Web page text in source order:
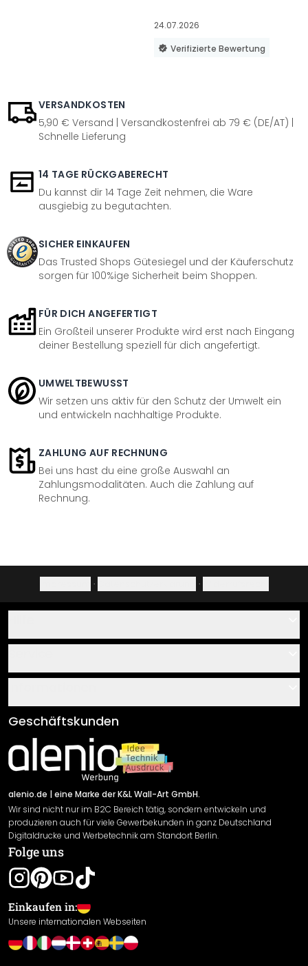
24.07.2026
Verifizierte Bewertung
VERSANDKOSTEN
5,90 € Versand | Versandkostenfrei ab 79 € (DE/AT) |
Schnelle Lieferung
14 TAGE RÜCKGABERECHT
Du kannst dir 14 Tage Zeit nehmen, die Ware
ausgiebig zu begutachten.
SICHER EINKAUFEN
Das Trusted Shops Gütesiegel und der Käuferschutz
sorgen für 100%ige Sicherheit beim Shoppen.
FÜR DICH ANGEFERTIGT
Ein Großteil unserer Produkte wird erst nach Eingang
deiner Bestellung speziell für dich angefertigt.
UMWELTBEWUSST
Wir setzen uns aktiv für den Schutz der Umwelt ein
und entwickeln nachhaltige Produkte.
ZAHLUNG AUF RECHNUNG
Bei uns hast du eine große Auswahl an
Zahlungsmodalitäten. Auch die Zahlung auf
Rechnung.
· ·
Über uns
Klebe- und Montageanleitungen
Newsletter An-/Abmeldung
Sendungsverfolgung
AGB
Impressum
Versand & Zahlung
Rücksendung
Widerrufsrecht
Datenschutzerklärung
Gewährleistung
Leistungserklärung / CE-Zeichen
Cookie Einstellungen
Geschäftskunden
alenio.de | eine Marke der K&L Wall-Art GmbH.
Wir sind nicht nur im B2C Bereich tätig, sondern entwickeln und
produzieren auch für viele Gewerbekunden in ganz Deutschland
Digitaldrucke und Werbetechnik am Standort Berlin.
Folge uns
Einkaufen in:
Unsere internationalen Webseiten